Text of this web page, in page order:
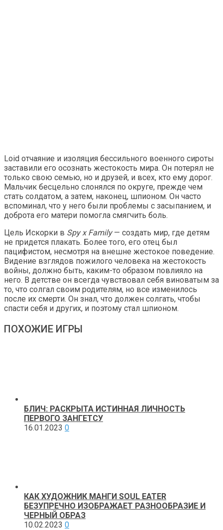
Loid отчаяние и изоляция бессильного военного сироты
заставили его осознать жестокость мира. Он потерял не
только свою семью, но и друзей, и всех, кто ему дорог.
Мальчик бесцельно слонялся по округе, прежде чем
стать солдатом, а затем, наконец, шпионом. Он часто
вспоминал, что у него были проблемы с засыпанием, и
доброта его матери помогла смягчить боль.
Цель Искорки в Spy x Family— создать мир, где детям
не придется плакать. Более того, его отец был
пацифистом, несмотря на внешне жестокое поведение.
Видение взглядов пожилого человека на жестокость
войны, должно быть, каким-то образом повлияло на
него. В детстве он всегда чувствовал себя виноватым за
то, что солгал своим родителям, но все изменилось
после их смерти. Он знал, что должен солгать, чтобы
спасти себя и других, и поэтому стал шпионом.
ПОХОЖИЕ ИГРЫ
БЛИЧ: РАСКРЫТА ИСТИННАЯ ЛИЧНОСТЬ
ПЕРВОГО ЗАНГЕТСУ
16.01.2023 0
КАК ХУДОЖНИК МАНГИ SOUL EATER
БЕЗУПРЕЧНО ИЗОБРАЖАЕТ РАЗНООБРАЗИЕ И
ЧЕРНЫЙ ОБРАЗ
10.02.2023 0